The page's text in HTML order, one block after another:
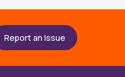
Report an Issue